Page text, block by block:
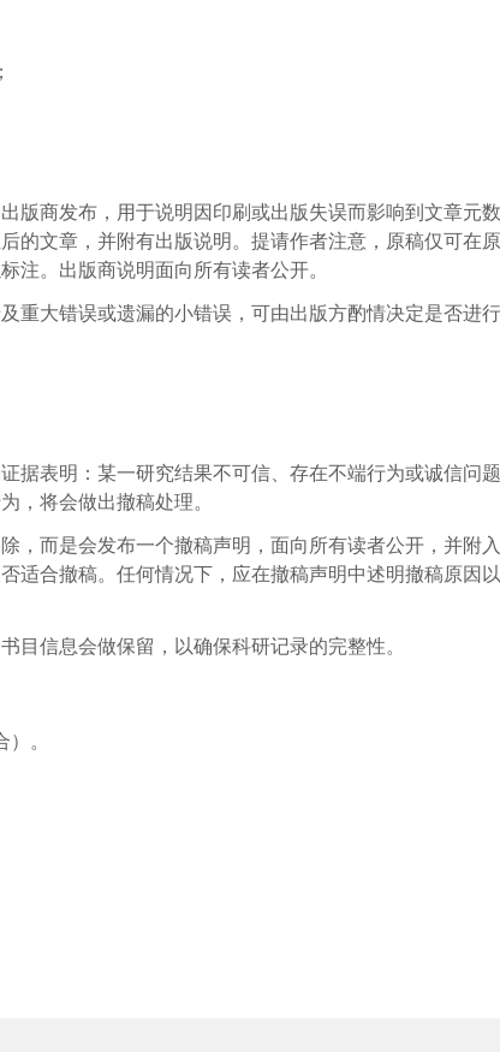
版商发布，用于说明因印刷或出版失误而影响到文章元
的文章，并附有出版说明。提请作者注意，原稿仅可在
注。出版商说明面向所有读者公开。
重大错误或遗漏的小错误，可由出版方酌情决定是否进
据表明：某一研究结果不可信、存在不端行为或诚信问
，将会做出撤稿处理。
，而是会发布一个撤稿声明，面向所有读者公开，并附
适合撤稿。任何情况下，应在撤稿声明中述明撤稿原因
目信息会做保留，以确保科研记录的完整性。
。